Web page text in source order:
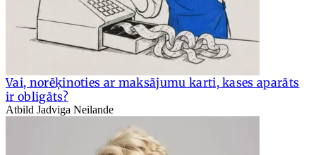
Vai, norēķinoties ar maksājumu karti, kases aparāts
ir obligāts?
Atbild Jadviga Neilande